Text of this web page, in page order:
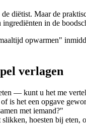
diëtist. Maar de
in de
opwarmen"
verlagen
— kunt u het me
is het een opgave
met iemand?"
slikken, hoesten bij eten,